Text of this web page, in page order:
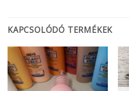
KAPCSOLÓDÓ TERMÉKEK